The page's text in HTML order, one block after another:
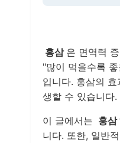
홍삼 은 면역력
"많이 먹을수록
입니다. 홍삼의
생할 수 있습니다.
이 글에서는 홍삼
니다. 또한, 일반